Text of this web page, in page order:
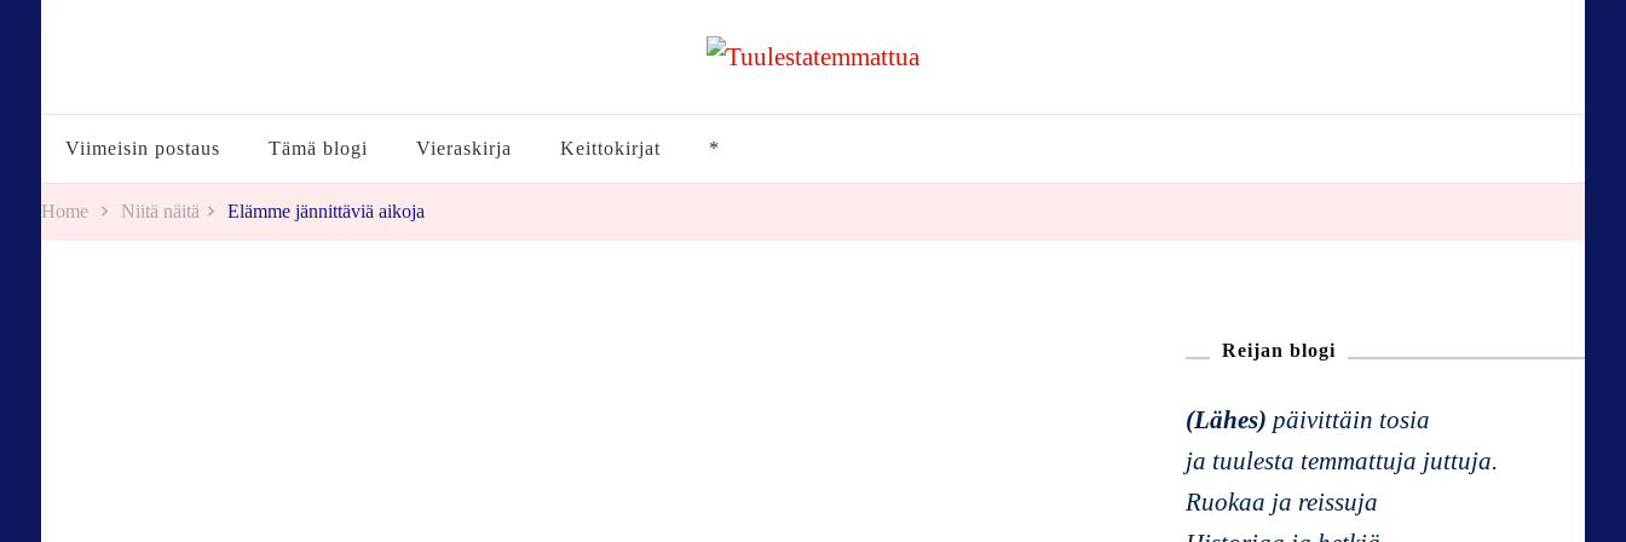
Tuulestatemmattua
Viimeisin postaus Tämä blogi Vieraskirja Keittokirjat *
Home Niitä näitä Elämme jännittäviä aikoja
Reijan blogi
(Lähes) päivittäin tosia
ja tuulesta temmattuja juttuja.
Ruokaa ja reissuja